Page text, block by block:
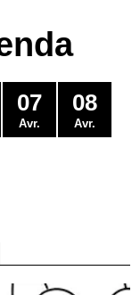
07
Avr.
08
Avr.